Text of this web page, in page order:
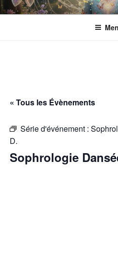
Aller
au
ESPACE
Gérée par l'Association
une meilleure inclusion sociale et
« Tous les Évènements
Série d'événement :
D.
Sophrologie